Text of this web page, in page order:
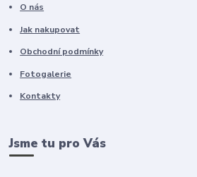
O nás
Jak nakupovat
Obchodní podmínky
Fotogalerie
Kontakty
Jsme tu pro Vás